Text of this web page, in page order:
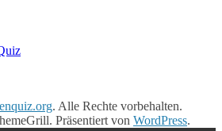
. Alle Rechte vorbehalten.
Präsentiert von WordPress.